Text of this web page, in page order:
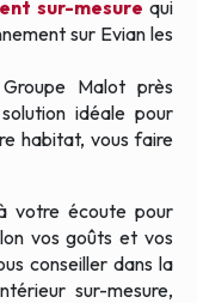
sur-mesure qui
sur Evian les
Malot près
idéale pour
habitat, vous faire
votre écoute pour
vos goûts et vos
conseiller dans la
sur-mesure,